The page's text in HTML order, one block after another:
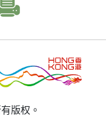
版权。